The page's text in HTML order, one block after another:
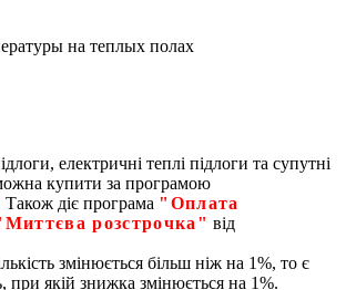
на теплых полах
електричні теплі підлоги та супутні
купити за програмою
Також діє програма "Оплата
розстрочка" від
змінюється більш ніж на 1%, то є
при якій знижка змінюється на 1%.